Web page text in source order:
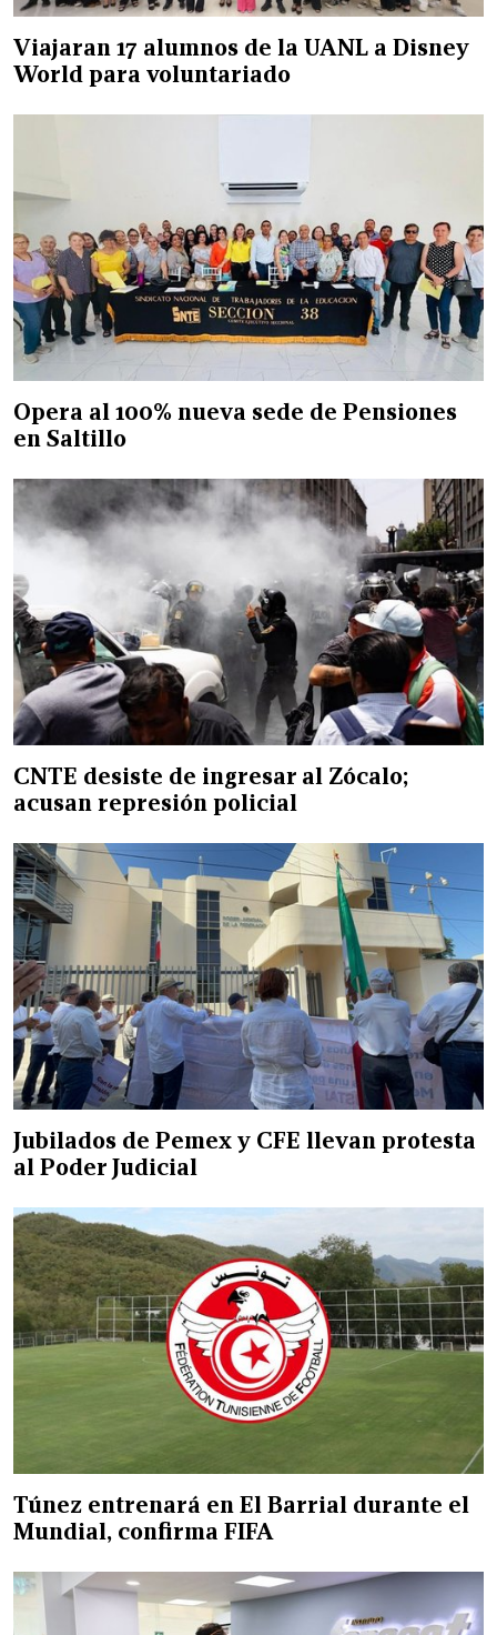
Viajaran 17 alumnos de la UANL a Disney
World para voluntariado
Opera al 100% nueva sede de Pensiones
en Saltillo
CNTE desiste de ingresar al Zócalo;
acusan represión policial
Jubilados de Pemex y CFE llevan protesta
al Poder Judicial
Túnez entrenará en El Barrial durante el
Mundial, confirma FIFA